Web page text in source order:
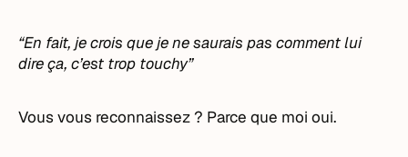
“En fait, je crois que je ne saurais pas comment lui
dire ça, c’est trop touchy”
Vous vous reconnaissez ? Parce que moi oui.